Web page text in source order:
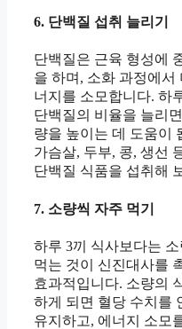
6. 단백질 섭취 늘리기
단백질은 근육 형성에
을 하며, 소화 과정에서
너지를 소모합니다. 하
단백질의 비율을 늘리
량을 높이는 데 도움이
가슴살, 두부, 콩, 생선
단백질 식품을 섭취해
7. 소량씩 자주 먹기
하루 3끼 식사보다는
먹는 것이 신진대사를
효과적입니다. 소량의
하게 되면 혈당 수치를
유지하고, 에너지 소모